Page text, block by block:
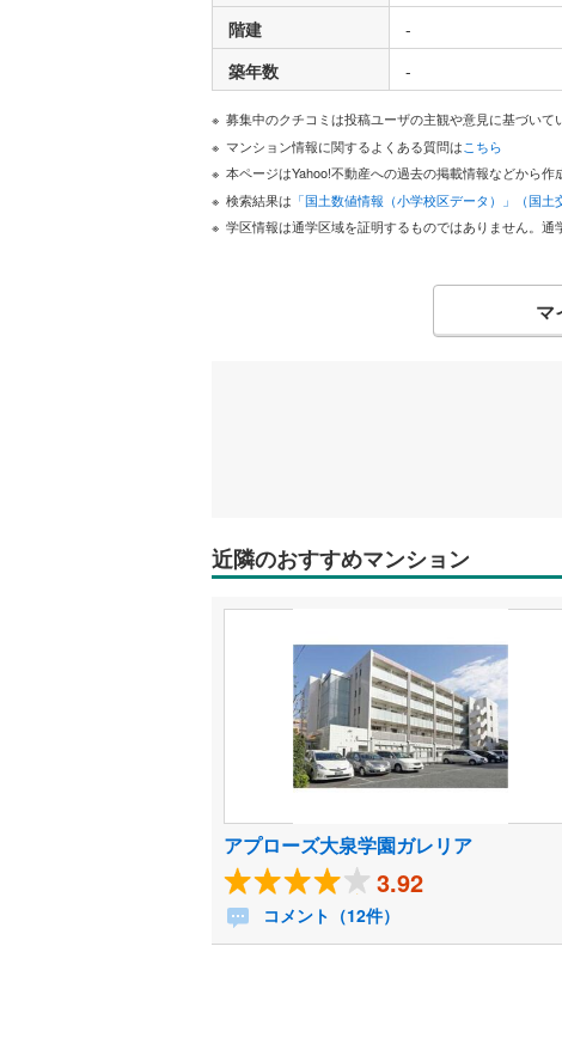
階建 -
築年数
-
募集中のクチコミは投稿ユーザの主観や意見に基づいて
マンション情報に関するよくある質問はこちら
本ページはYahoo!不動産への過去の掲載情報などから
検索結果は 「国土数値情報（小学校区データ）」（国土
学区情報は通学区域を証明するものではありません。
マ
近隣のおすすめマンション
アプローズ大泉学園ガレリア
3.92
コメント（12件）